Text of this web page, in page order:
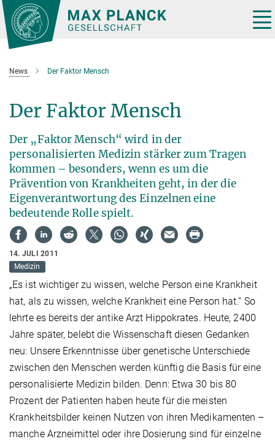
Hauptinhalt
News Der Faktor Mensch
Der Faktor Mensch
Der „Faktor Mensch“ wird in der
personalisierten Medizin stärker zum Tragen
kommen – besonders, wenn es um die
Prävention von Krankheiten geht, in der die
Eigenverantwortung des Einzelnen eine
bedeutende Rolle spielt.
14. JULI 2011
Medizin
„Es ist wichtiger zu wissen, welche Person eine Krankheit
hat, als zu wissen, welche Krankheit eine Person hat.“ So
lehrte es bereits der antike Arzt Hippokrates. Heute, 2400
Jahre später, belebt die Wissenschaft diesen Gedanken
neu: Unsere Erkenntnisse über genetische Unterschiede
zwischen den Menschen werden künftig die Basis für eine
personalisierte Medizin bilden. Denn: Etwa 30 bis 80
Prozent der Patienten haben heute für die meisten
Krankheitsbilder keinen Nutzen von ihren Medikamenten –
manche Arzneimittel oder ihre Dosierung sind für einzelne